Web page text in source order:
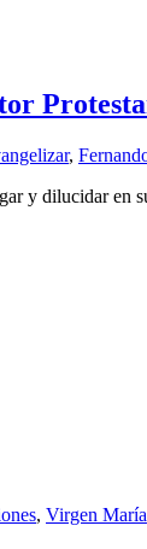
,
y dilucidar en
, Virgen María